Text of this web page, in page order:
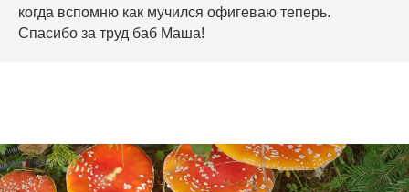
когда вспомню как мучился офигеваю теперь.
Спасибо за труд баб Маша!